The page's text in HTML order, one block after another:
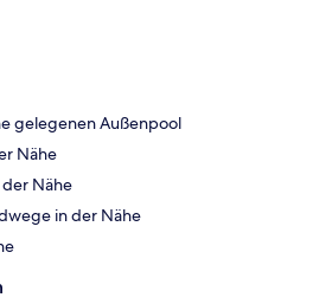
gelegenen Außenpool
Nähe
Nähe
in der Nähe